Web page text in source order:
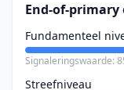
End-of-primary
Fundamenteel
Signaleringswaarde:
Streefniveau